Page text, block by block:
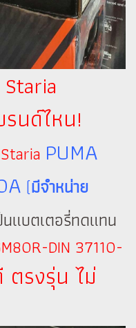
นด์ไหน!
PUMA
(มีจำหน่าย
นแบตเตอรี่ทดแทน
DIN 37110-
รงรุ่น ไม่